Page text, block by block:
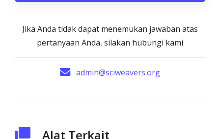
Jika Anda tidak dapat menemukan jawaban atas
pertanyaan Anda, silakan hubungi kami
admin@sciweavers.org
Alat Terkait